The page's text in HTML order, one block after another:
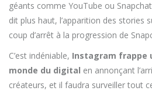
géants comme YouTube ou
dit plus haut, l’apparition des stories
coup d’arrêt à la progression de
C’est indéniable, Instagram frappe
monde du digital en annonçant
créateurs, et il faudra surveiller tout